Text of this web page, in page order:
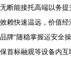
无断能接托高端以务
效赖快速温远，价值
品牌“随稳掌握运安全
保首标融观等设备内